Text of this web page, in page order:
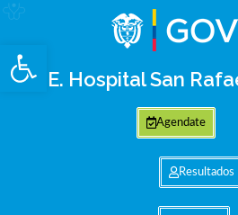
Abrir barra de herramientas
E.S.E. Hospital San
Agendate
Resultados